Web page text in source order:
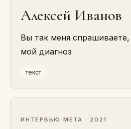
Алексей Иванов
Вы так меня спрашиваете,
мой диагноз
текст
ИНТЕРВЬЮ · МЕТА · 2021